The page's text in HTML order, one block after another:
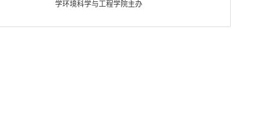
学环境科学与工程学院主办